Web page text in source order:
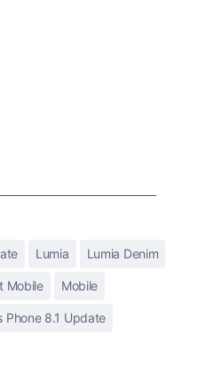
Lumia Lumia Denim
Mobile Mobile
Phone 8.1 Update